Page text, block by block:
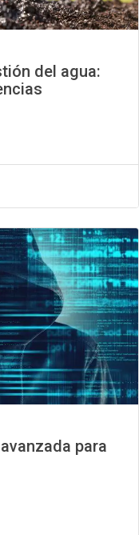
del agua:
para